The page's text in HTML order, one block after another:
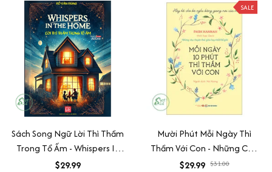
Sách Song Ngữ Lời Thì Thầm
Trong Tổ Ấm - Whispers In
The Home
$29.99
SALE
Mười Phút Mỗi Ngày Thì
Thầm Với Con - Những Câu
Chuyện Thai Giáo Hay Nhất
$29.99 $31.00